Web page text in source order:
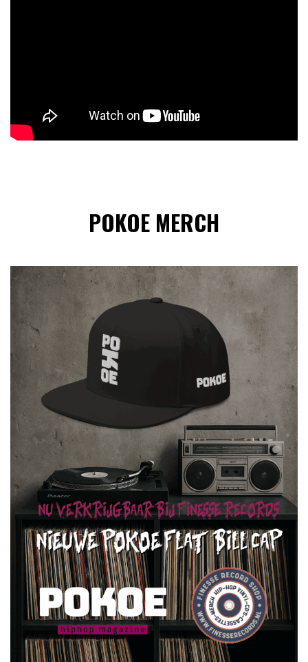
POKOE MERCH